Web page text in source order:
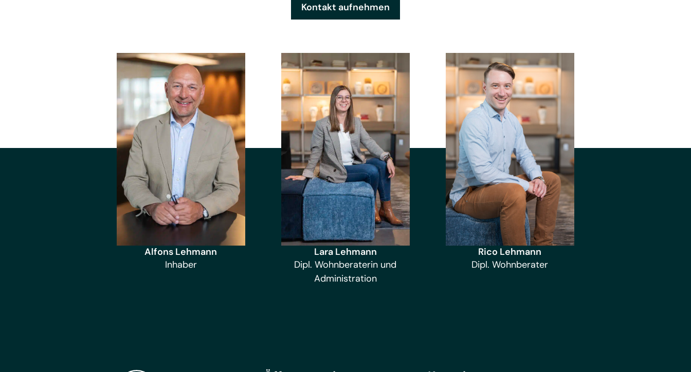
Kontakt aufnehmen
Alfons Lehmann
Inhaber
Lara Lehmann
Dipl. Wohnberaterin und
Administration
Rico Lehmann
Dipl. Wohnberater